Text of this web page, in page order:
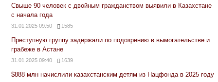
Свыше 90 человек с двойным гражданством выявили в Казахстане
с начала года
31.01.2025 09:50 1585
Преступную группу задержали по подозрению в вымогательстве и
грабеже в Астане
31.01.2025 09:40 1639
$888 млн начислили казахстанским детям из Нацфонда в 2025 году